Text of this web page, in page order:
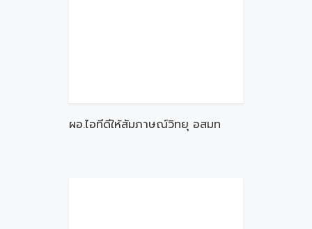
ผอ.ไอทีดีให้สัมภาษณ์วิทยุ อสมท